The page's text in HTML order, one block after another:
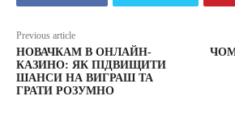
Previous article
НОВАЧКАМ В ОНЛАЙН-
КАЗИНО: ЯК ПІДВИЩИТИ
ШАНСИ НА ВИГРАШ ТА
ГРАТИ РОЗУМНО